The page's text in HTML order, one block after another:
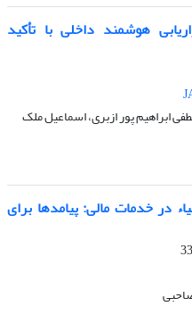
هوشمند داخلی با تأکید
ابراهیم پور ازبری، اسماعیل ملک
در خدمات مالی: پیامدها برای